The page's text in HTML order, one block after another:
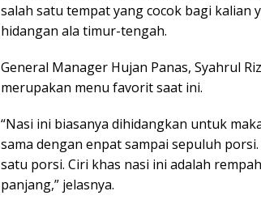
salah satu tempat yang cocok bagi kalian
hidangan ala timur-tengah.
General Manager Hujan Panas, Syahrul
merupakan menu favorit saat ini.
“Nasi ini biasanya dihidangkan untuk
sama dengan enpat sampai sepuluh
satu porsi. Ciri khas nasi ini adalah
panjang,” jelasnya.